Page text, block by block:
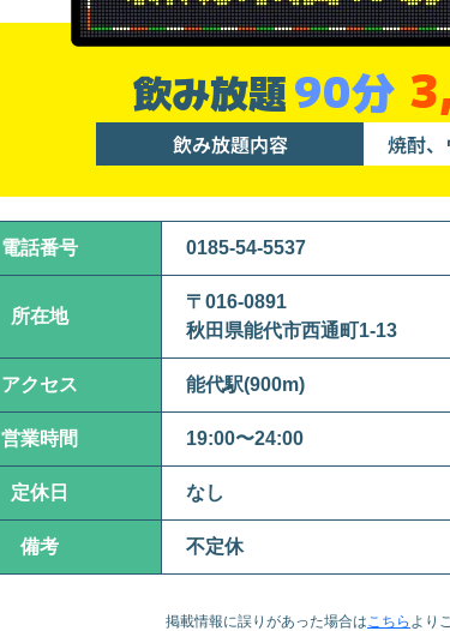
飲み放題90分
飲み放題内容 焼酎
電話番号 0185-54-5537
所在地
〒016-0891
秋田県能代市西通町1-13
アクセス 能代駅(900m)
営業時間 19:00〜24:00
定休日 なし
備考 不定休
掲載情報に誤りがあった場合はこちら より